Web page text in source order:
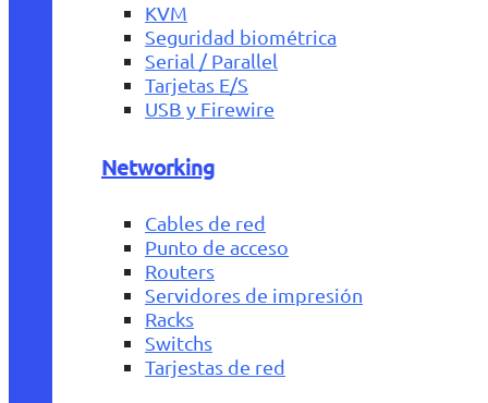
KVM
Seguridad biométrica
Serial / Parallel
Tarjetas E/S
USB y Firewire
Networking
Cables de red
Punto de acceso
Routers
Servidores de impresión
Racks
Switchs
Tarjestas de red